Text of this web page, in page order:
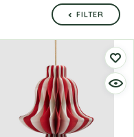
FILTER